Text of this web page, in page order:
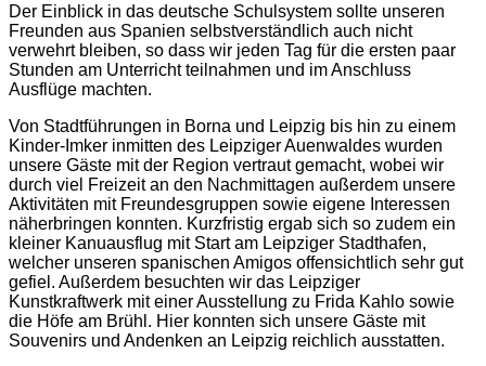
Der Einblick in das deutsche Schulsystem sollte unseren
Freunden aus Spanien selbstverständlich auch nicht
verwehrt bleiben, so dass wir jeden Tag für die ersten paar
Stunden am Unterricht teilnahmen und im Anschluss
Ausflüge machten.
Von Stadtführungen in Borna und Leipzig bis hin zu einem
Kinder-Imker inmitten des Leipziger Auenwaldes wurden
unsere Gäste mit der Region vertraut gemacht, wobei wir
durch viel Freizeit an den Nachmittagen außerdem unsere
Aktivitäten mit Freundesgruppen sowie eigene Interessen
näherbringen konnten. Kurzfristig ergab sich so zudem ein
kleiner Kanuausflug mit Start am Leipziger Stadthafen,
welcher unseren spanischen Amigos offensichtlich sehr gut
gefiel. Außerdem besuchten wir das Leipziger
Kunstkraftwerk mit einer Ausstellung zu Frida Kahlo sowie
die Höfe am Brühl. Hier konnten sich unsere Gäste mit
Souvenirs und Andenken an Leipzig reichlich ausstatten.